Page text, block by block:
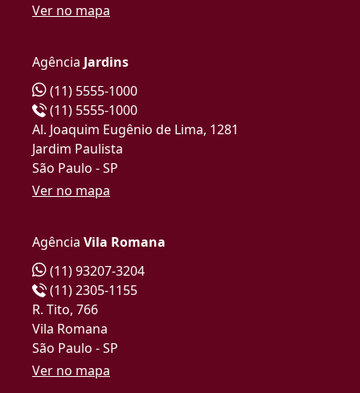
Ver no mapa
Agência Jardins
(11) 5555-1000
(11) 5555-1000
Al. Joaquim Eugênio de Lima, 1281
Jardim Paulista
São Paulo - SP
Ver no mapa
Agência Vila Romana
(11) 93207-3204
(11) 2305-1155
R. Tito, 766
Vila Romana
São Paulo - SP
Ver no mapa